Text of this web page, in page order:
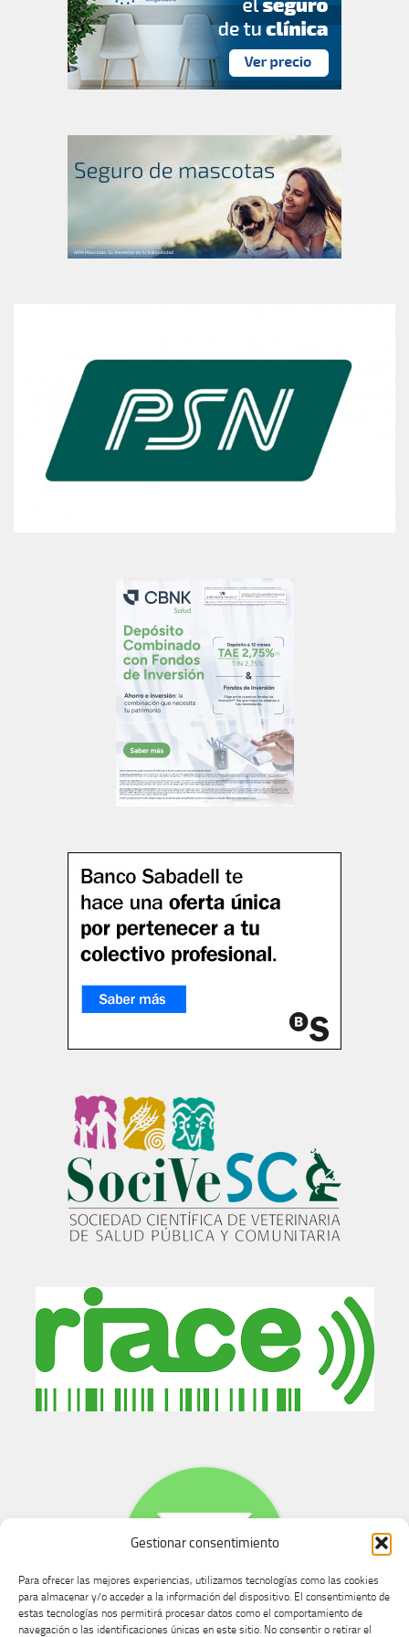
Gestionar consentimiento
Para ofrecer las mejores experiencias, utilizamos tecnologías como las cookies
para almacenar y/o acceder a la información del dispositivo. El consentimiento de
estas tecnologías nos permitirá procesar datos como el comportamiento de
navegación o las identificaciones únicas en este sitio. No consentir o retirar el